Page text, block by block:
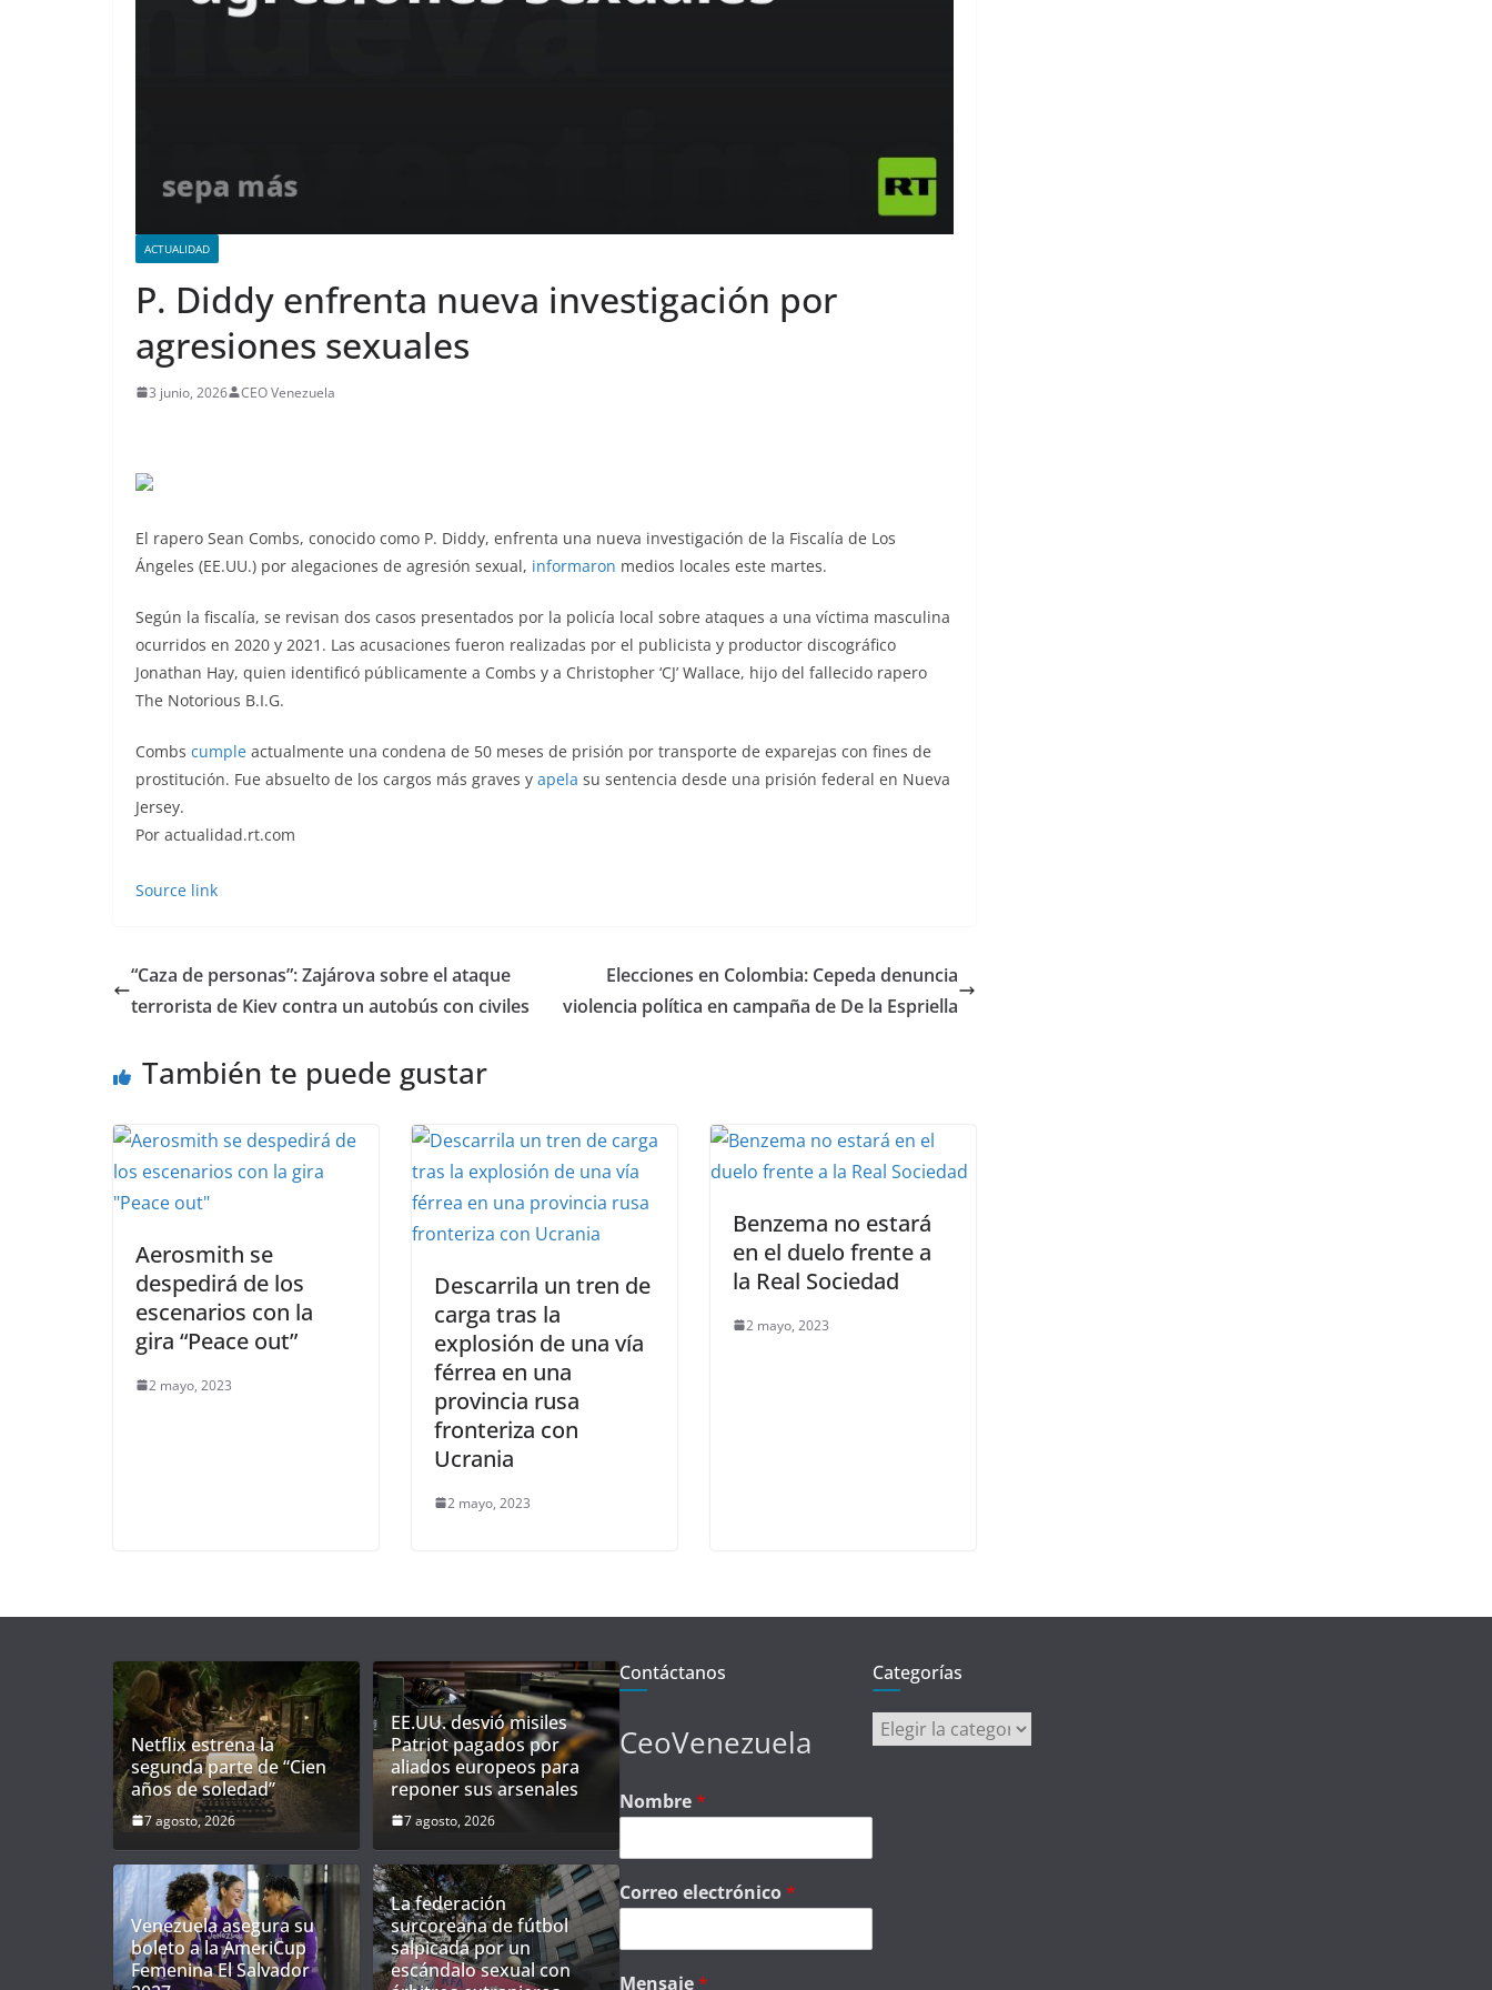
ACTUALIDAD
P. Diddy enfrenta nueva investigación por
agresiones sexuales
3 junio, 2026 CEO Venezuela
El rapero Sean Combs, conocido como P. Diddy, enfrenta una nueva investigación de la Fiscalía de Los
Ángeles (EE.UU.) por alegaciones de agresión sexual, informaron medios locales este martes.
Según la fiscalía, se revisan dos casos presentados por la policía local sobre ataques a una víctima masculina
ocurridos en 2020 y 2021. Las acusaciones fueron realizadas por el publicista y productor discográfico
Jonathan Hay, quien identificó públicamente a Combs y a Christopher ‘CJ’ Wallace, hijo del fallecido rapero
The Notorious B.I.G.
Combs cumple actualmente una condena de 50 meses de prisión por transporte de exparejas con fines de
prostitución. Fue absuelto de los cargos más graves y apela su sentencia desde una prisión federal en Nueva
Jersey.
Por actualidad.rt.com
Source link
“Caza de personas”: Zajárova sobre el ataque
terrorista de Kiev contra un autobús con civiles
Elecciones en Colombia: Cepeda denuncia
violencia política en campaña de De la Espriella
También te puede gustar
Aerosmith se
despedirá de los
escenarios con la
gira “Peace out”
2 mayo, 2023
Descarrila un tren de
carga tras la
explosión de una vía
férrea en una
provincia rusa
fronteriza con
Ucrania
2 mayo, 2023
Benzema no estará
en el duelo frente a
la Real Sociedad
2 mayo, 2023
Netflix estrena la
segunda parte de “Cien
años de soledad”
7 agosto, 2026
EE.UU. desvió misiles
Patriot pagados por
aliados europeos para
reponer sus arsenales
7 agosto, 2026
Venezuela asegura su
boleto a la AmeriCup
Femenina El Salvador
La federación
surcoreana de fútbol
salpicada por un
escándalo sexual con
Contáctanos
CeoVenezuela
Nombre*
Correo electrónico*
Mensaje*
Categorías
Categorías